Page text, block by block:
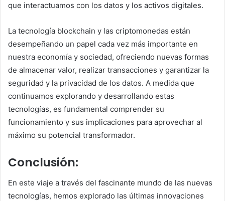
que interactuamos con los datos y los activos digitales.
La tecnología blockchain y las criptomonedas están
desempeñando un papel cada vez más importante en
nuestra economía y sociedad, ofreciendo nuevas formas
de almacenar valor, realizar transacciones y garantizar la
seguridad y la privacidad de los datos. A medida que
continuamos explorando y desarrollando estas
tecnologías, es fundamental comprender su
funcionamiento y sus implicaciones para aprovechar al
máximo su potencial transformador.
Conclusión:
En este viaje a través del fascinante mundo de las nuevas
tecnologías, hemos explorado las últimas innovaciones